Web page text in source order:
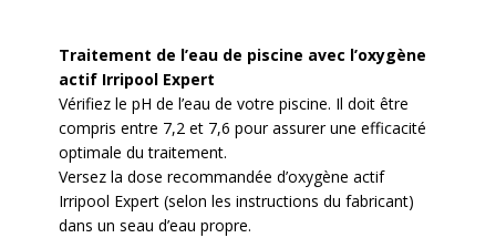
Traitement de l’eau de piscine avec l’oxygène
actif Irripool Expert
Vérifiez le pH de l’eau de votre piscine. Il doit être
compris entre 7,2 et 7,6 pour assurer une efficacité
optimale du traitement.
Versez la dose recommandée d’oxygène actif
Irripool Expert (selon les instructions du fabricant)
dans un seau d’eau propre.